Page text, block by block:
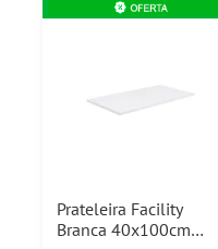
Prateleira Facility
Branca 40x100cm